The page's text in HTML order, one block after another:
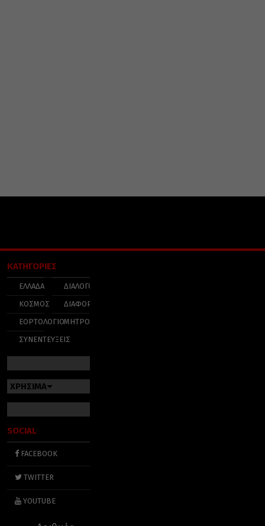
ΚΑΤΗΓΟΡΙΕΣ
ΕΛΛΑΔΑ
ΚΟΣΜΟΣ
ΕΟΡΤΟΛΟΓΙΟ
ΣΥΝΕΝΤΕΥΞΕΙΣ
ΔΙΑΛΟΓΟΣ
ΔΙΑΦΟΡΑ
ΜΗΤΡΟΠΟΛΕΙΣ
ΧΡΗΣΙΜΑ
SOCIAL
FACEBOOK
TWITTER
YOUTUBE